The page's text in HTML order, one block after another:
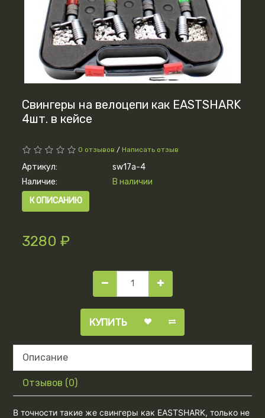
Свингеры на велоцепи как EASTSHARK
4шт. в кейсе
0 отзывов / Написать отзыв
Артикул:
sw17a-4
Наличие:
В наличии
К ОПИСАНИЮ
3280 ₽
КУПИТЬ
Описание
Отзывов (0)
В точности такие же свингеры как EASTSHARK, только не